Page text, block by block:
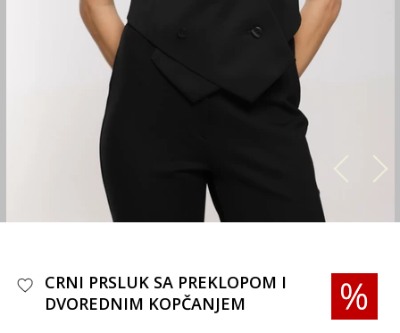
CRNI PRSLUK SA PREKLOPOM I
DVOREDNIM KOPČANJEM